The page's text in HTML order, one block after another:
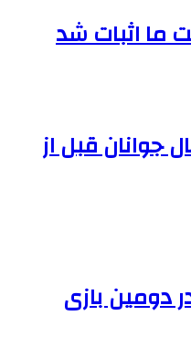
ما اثبات شد
جوانان قبل از
دومین بازی